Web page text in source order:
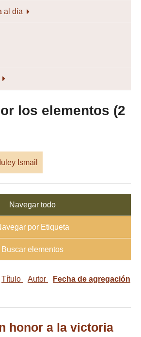
al día
los elementos (2
Ismail
Navegar todo
por Etiqueta
Buscar elementos
Título Autor Fecha de agregación
honor a la victoria